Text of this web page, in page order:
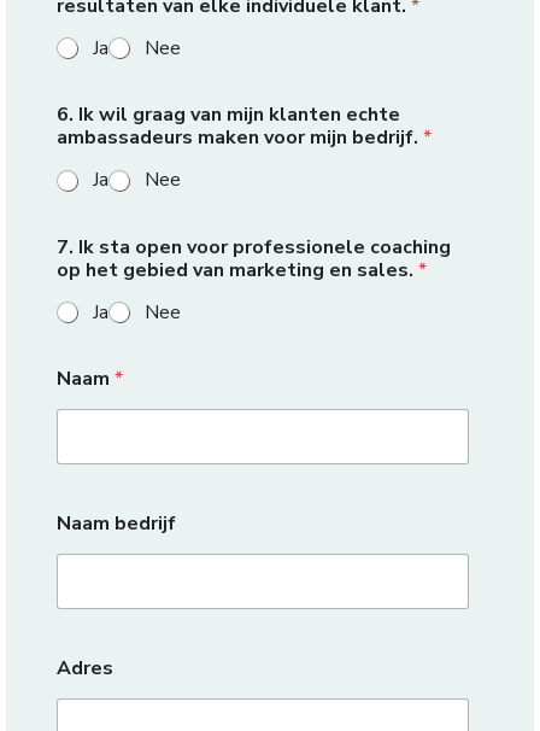
resultaten van elke individuele klant. *
Ja
Nee
6. Ik wil graag van mijn klanten echte
ambassadeurs maken voor mijn bedrijf. *
Ja
Nee
7. Ik sta open voor professionele coaching
op het gebied van marketing en sales. *
Ja
Nee
Naam *
Naam bedrijf
Adres